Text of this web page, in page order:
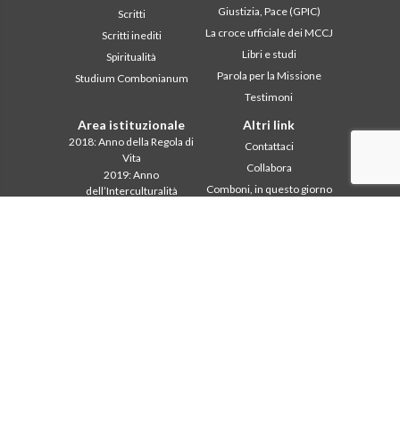
Scritti
Scritti inediti
Spiritualità
Studium Combonianum
Giustizia, Pace (GPIC)
La croce ufficiale dei MCCJ
Libri e studi
Parola per la Missione
Testimoni
Area istituzionale
2018: Anno della Regola di
Vita
2019: Anno
dell’Interculturalità
Altri link
Contattaci
Collabora
Comboni, in questo giorno